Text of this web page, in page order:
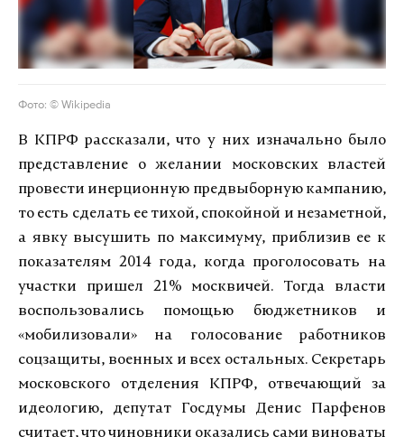
Фото: © Wikipedia
В КПРФ рассказали, что у них изначально было
представление о желании московских властей
провести инерционную предвыборную кампанию,
то есть сделать ее тихой, спокойной и незаметной,
а явку высушить по максимуму, приблизив ее к
показателям 2014 года, когда проголосовать на
участки пришел 21% москвичей. Тогда власти
воспользовались помощью бюджетников и
«мобилизовали» на голосование работников
соцзащиты, военных и всех остальных. Секретарь
московского отделения КПРФ, отвечающий за
идеологию, депутат Госдумы Денис Парфенов
считает, что чиновники оказались сами виноваты